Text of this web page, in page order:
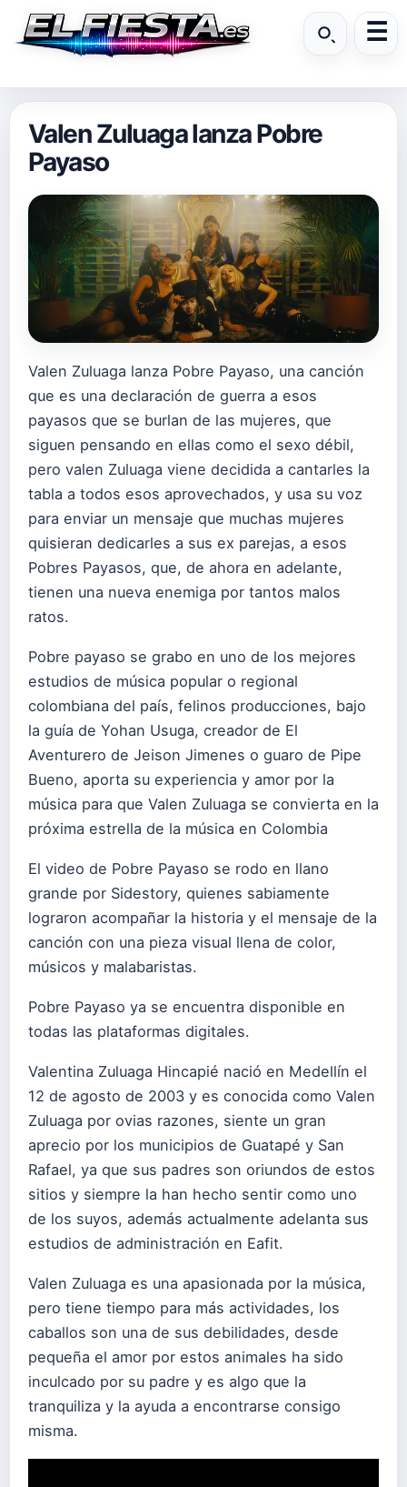
Valen Zuluaga lanza Pobre
Payaso
Valen Zuluaga lanza Pobre Payaso, una canción
que es una declaración de guerra a esos
payasos que se burlan de las mujeres, que
siguen pensando en ellas como el sexo débil,
pero valen Zuluaga viene decidida a cantarles la
tabla a todos esos aprovechados, y usa su voz
para enviar un mensaje que muchas mujeres
quisieran dedicarles a sus ex parejas, a esos
Pobres Payasos, que, de ahora en adelante,
tienen una nueva enemiga por tantos malos
ratos.
Pobre payaso se grabo en uno de los mejores
estudios de música popular o regional
colombiana del país, felinos producciones, bajo
la guía de Yohan Usuga, creador de El
Aventurero de Jeison Jimenes o guaro de Pipe
Bueno, aporta su experiencia y amor por la
música para que Valen Zuluaga se convierta en la
próxima estrella de la música en Colombia
El video de Pobre Payaso se rodo en llano
grande por Sidestory, quienes sabiamente
lograron acompañar la historia y el mensaje de la
canción con una pieza visual llena de color,
músicos y malabaristas.
Pobre Payaso ya se encuentra disponible en
todas las plataformas digitales.
Valentina Zuluaga Hincapié nació en Medellín el
12 de agosto de 2003 y es conocida como Valen
Zuluaga por ovias razones, siente un gran
aprecio por los municipios de Guatapé y San
Rafael, ya que sus padres son oriundos de estos
sitios y siempre la han hecho sentir como uno
de los suyos, además actualmente adelanta sus
estudios de administración en Eafit.
Valen Zuluaga es una apasionada por la música,
pero tiene tiempo para más actividades, los
caballos son una de sus debilidades, desde
pequeña el amor por estos animales ha sido
inculcado por su padre y es algo que la
tranquiliza y la ayuda a encontrarse consigo
misma.